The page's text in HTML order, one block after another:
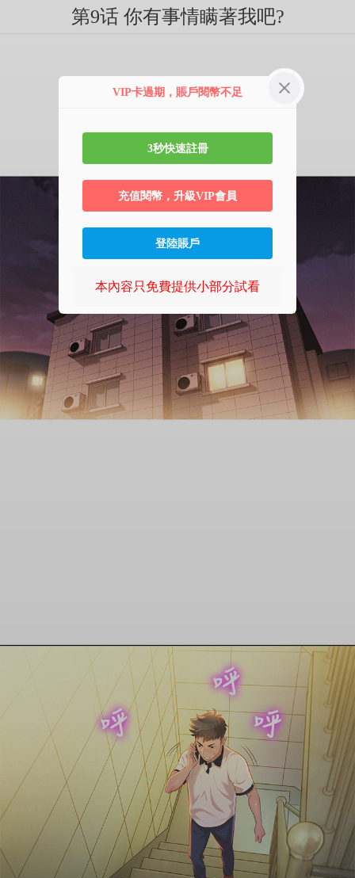
第9话 你有事情瞒著我吧?
VIP卡過期，賬戶閱幣不足
3秒快速註冊
充值閱幣，升級VIP會員
登陸賬戶
本內容只免費提供小部分試看